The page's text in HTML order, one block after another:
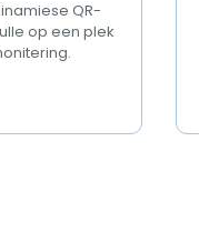
QR-
op een plek